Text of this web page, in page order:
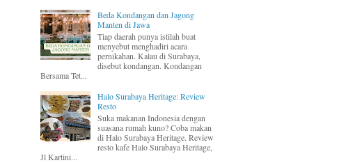
Beda Kondangan dan Jagong
Manten di Jawa
Tiap daerah punya istilah buat
menyebut menghadiri acara
pernikahan. Kalau di Surabaya,
disebut kondangan. Kondangan
Bersama Tet...
Halo Surabaya Heritage: Review
Resto
Suka makanan Indonesia dengan
suasana rumah kuno? Coba makan
di Halo Surabaya Heritage. Review
resto kafe Halo Surabaya Heritage,
Jl Kartini...